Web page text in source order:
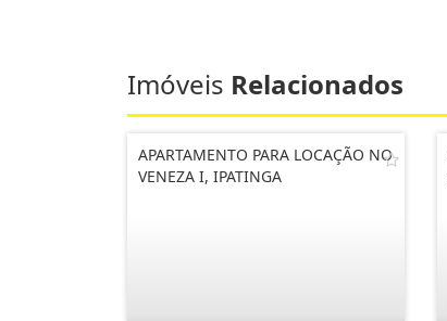
Imóveis Relacionados
APARTAMENTO PARA LOCAÇÃO NO
VENEZA I, IPATINGA